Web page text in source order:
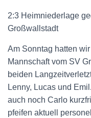
2:3 Heimniederlage
Großwallstadt
Am Sonntag hatten
Mannschaft vom SV
beiden
Lenny, Lucas und
auch noch Carlo
pfeifen aktuell